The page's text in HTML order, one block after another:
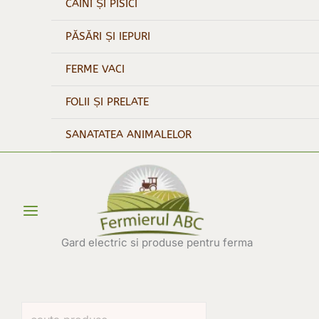
CÂINI ȘI PISICI
PĂSĂRI ȘI IEPURI
FERME VACI
FOLII ȘI PRELATE
SANATATEA ANIMALELOR
Gard electric si produse pentru ferma